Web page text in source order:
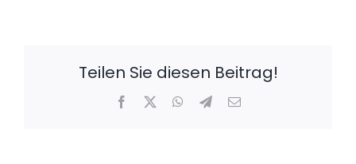
Teilen Sie diesen Beitrag!
Facebook WhatsApp
Telegram
E-